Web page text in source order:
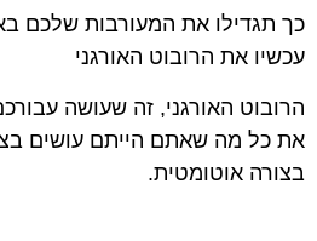
כך תגדילו את המעורבות שלכם
עכשיו את הרובוט האורגני
הרובוט האורגני, זה שעושה
את כל מה שאתם הייתם עושים
בצורה אוטומטית.